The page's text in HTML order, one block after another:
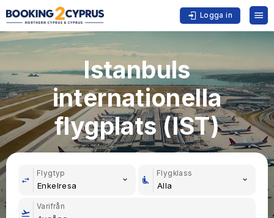
Logga in
Istanbuls
internationella
flygplats (IST)
Flygtyp
Enkelresa
Varifrån
Flygklass
Alla